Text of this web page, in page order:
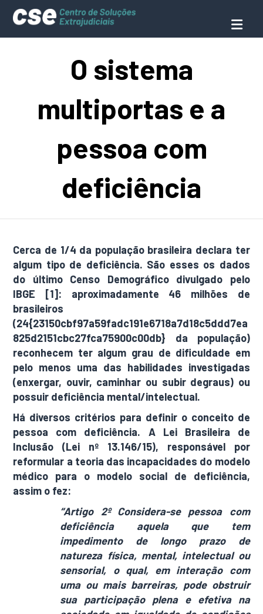
O sistema
multiportas e a
pessoa com
deficiência
Cerca de 1/4 da população brasileira declara ter
algum tipo de deficiência. São esses os dados
do último Censo Demográfico divulgado pelo
IBGE [1]: aproximadamente 46 milhões de
brasileiros
(24{23150cbf97a59fadc191e6718a7d18c5ddd7ea
825d2151cbc27fca75900c00db} da população)
reconhecem ter algum grau de dificuldade em
pelo menos uma das habilidades investigadas
(enxergar, ouvir, caminhar ou subir degraus) ou
possuir deficiência mental/intelectual.
Há diversos critérios para definir o conceito de
pessoa com deficiência. A Lei Brasileira de
Inclusão (Lei nº 13.146/15), responsável por
reformular a teoria das incapacidades do modelo
médico para o modelo social de deficiência,
assim o fez:
“Artigo 2º Considera-se pessoa com
deficiência aquela que tem
impedimento de longo prazo de
natureza física, mental, intelectual ou
sensorial, o qual, em interação com
uma ou mais barreiras, pode obstruir
sua participação plena e efetiva na